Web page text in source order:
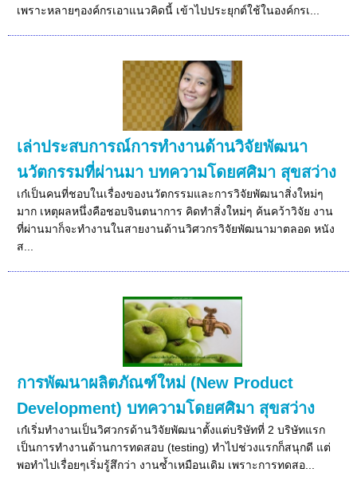
เพราะหลายๆองค์กรเอาแนวคิดนี้ เข้าไปประยุกต์ใช้ในองค์กรเ...
เล่าประสบการณ์การทำงานด้านวิจัยพัฒนา
นวัตกรรมที่ผ่านมา บทความโดยศศิมา สุขสว่าง
เก๋เป็นคนที่ชอบในเรื่องของนวัตกรรมและการวิจัยพัฒนาสิ่งใหม่ๆ
มาก เหตุผลหนึ่งคือชอบจินตนาการ คิดทำสิ่งใหม่ๆ ค้นคว้าวิจัย งาน
ที่ผ่านมาก็จะทำงานในสายงานด้านวิศวกรวิจัยพัฒนามาตลอด หนัง
ส...
การพัฒนาผลิตภัณฑ์ใหม่ (New Product
Development) บทความโดยศศิมา สุขสว่าง
เก๋เริ่มทำงานเป็นวิศวกรด้านวิจัยพัฒนาตั้งแต่บริษัทที่ 2 บริษัทแรก
เป็นการทำงานด้านการทดสอบ (testing) ทำไปช่วงแรกก็สนุกดี แต่
พอทำไปเรื่อยๆเริ่มรู้สึกว่า งานซ้ำเหมือนเดิม เพราะการทดสอ...